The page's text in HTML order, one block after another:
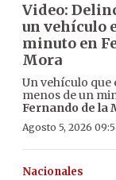
Video:
un vehículo
minuto en
Mora
Un vehículo que
menos de un
Fernando de la
Agosto 5, 2026
Nacionales